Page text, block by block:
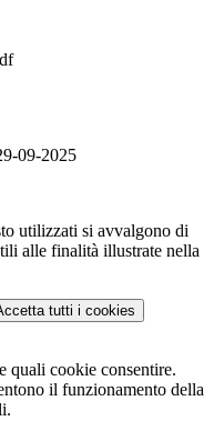
09-2025
utilizzati si avvalgono di
alle finalità illustrate nella
tutti i cookies
quali cookie consentire.
il funzionamento della